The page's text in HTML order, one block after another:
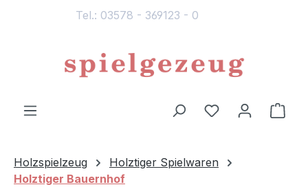
Tel.: 03578 - 369123 - 0
Du hast 0
Holzspielzeug
Holztiger Spielwaren
Holztiger Bauernhof